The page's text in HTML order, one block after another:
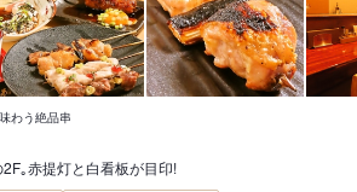
わう絶品串
｡赤提灯と白看板が目印!